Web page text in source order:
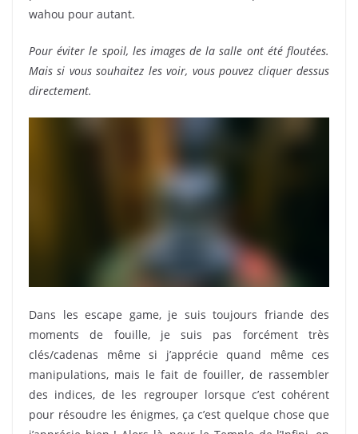
wahou pour autant.
Pour éviter le spoil, les images de la salle ont été floutées.
Mais si vous souhaitez les voir, vous pouvez cliquer dessus
directement.
Dans les escape game, je suis toujours friande des
moments de fouille, je suis pas forcément très
clés/cadenas même si j’apprécie quand même ces
manipulations, mais le fait de fouiller, de rassembler
des indices, de les regrouper lorsque c’est cohérent
pour résoudre les énigmes, ça c’est quelque chose que